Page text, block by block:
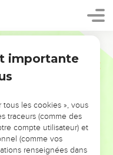
!
VOUS ÉVITER LES
importante
les cookies », vous
traceurs (comme des
compte utilisateur) et
(comme vos
renseignées dans